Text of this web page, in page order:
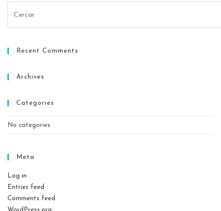
Recent Comments
Archives
Categories
No categories
Meta
Log in
Entries feed
Comments feed